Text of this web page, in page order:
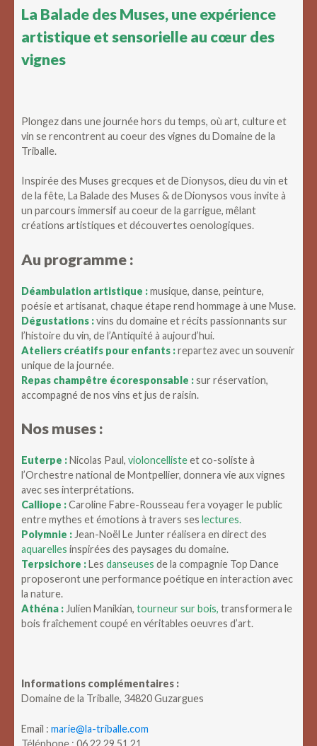
La Balade des Muses, une expérience
artistique et sensorielle au cœur des
vignes
Plongez dans une journée hors du temps, où art, culture et
vin se rencontrent au coeur des vignes du Domaine de la
Triballe.
Inspirée des Muses grecques et de Dionysos, dieu du vin et
de la fête, La Balade des Muses & de Dionysos vous invite à
un parcours immersif au coeur de la garrigue, mêlant
créations artistiques et découvertes oenologiques.
Au programme :
Déambulation artistique :musique, danse, peinture,
poésie et artisanat, chaque étape rend hommage à une Muse.
Dégustations :vins du domaine et récits passionnants sur
l’histoire du vin, de l’Antiquité à aujourd’hui.
Ateliers créatifs pour enfants :repartez avec un souvenir
unique de la journée.
Repas champêtre écoresponsable :sur réservation,
accompagné de nos vins et jus de raisin.
Nos muses :
Euterpe :Nicolas Paul, violoncellisteet co-soliste à
l’Orchestre national de Montpellier, donnera vie aux vignes
avec ses interprétations.
Calliope :Caroline Fabre-Rousseau fera voyager le public
entre mythes et émotions à travers ses lectures.
Polymnie : Jean-Noël Le Junter réalisera en direct des
aquarelles inspirées des paysages du domaine.
Terpsichore :Les danseuses de la compagnie Top Dance
proposeront une performance poétique en interaction avec
la nature.
Athéna : Julien Manikian, tourneur sur bois, transformera le
bois fraîchement coupé en véritables oeuvres d’art.
Informations complémentaires :
Domaine de la Triballe, 34820 Guzargues
Email : marie@la-triballe.com
Téléphone : 06 22 29 51 21